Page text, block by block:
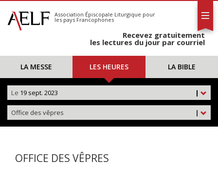
S'abonner
Calendrier
Association Épiscopale Liturgique pour
les pays Francophones
Recevez gratuitement
les lectures du jour par courriel
LA MESSE LES HEURES LA BIBLE
|
Le 19 sept. 2023
|
Office des vêpres
OFFICE DES VÊPRES